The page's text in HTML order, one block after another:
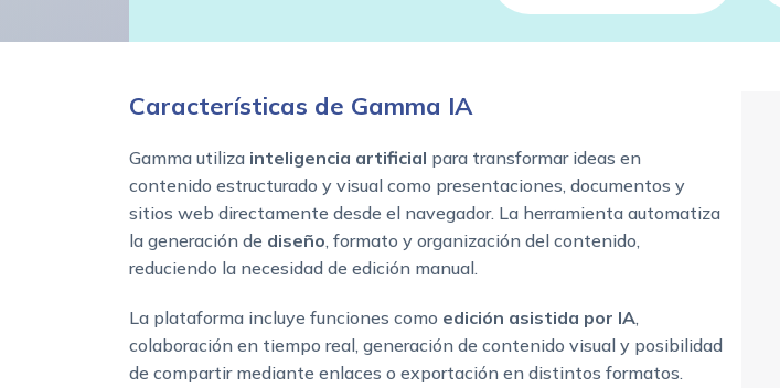
Características de Gamma IA
Gamma utiliza inteligencia artificial para transformar ideas en
contenido estructurado y visual como presentaciones, documentos y
sitios web directamente desde el navegador. La herramienta automatiza
la generación de diseño, formato y organización del contenido,
reduciendo la necesidad de edición manual.
La plataforma incluye funciones como edición asistida por IA,
colaboración en tiempo real, generación de contenido visual y posibilidad
de compartir mediante enlaces o exportación en distintos formatos.